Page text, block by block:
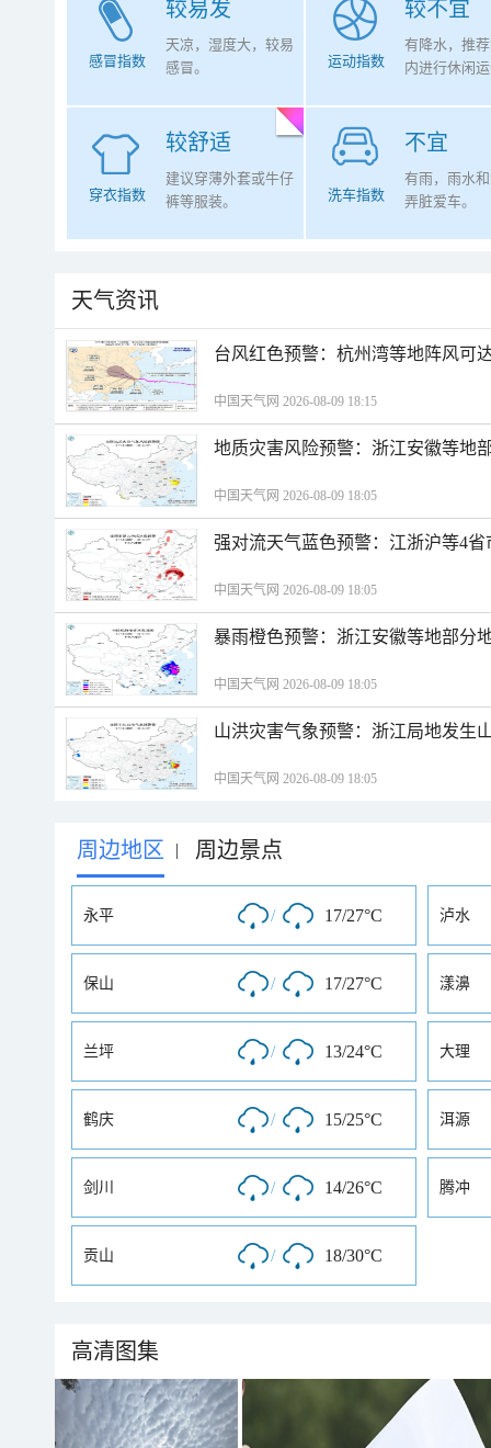
较易发
感冒指数
天凉，湿度大，较易
感冒。
较不宜
运动指数
有降水，推
内进行休闲
较舒适
穿衣指数
建议穿薄外套或牛仔
裤等服装。
不宜
洗车指数
有雨，雨水
弄脏爱车。
天气资讯
台风红色预警：杭州湾等地阵风可
中国天气网 2026-08-09 18:15
地质灾害风险预警：浙江安徽等地
中国天气网 2026-08-09 18:05
强对流天气蓝色预警：江浙沪等4
中国天气网 2026-08-09 18:05
暴雨橙色预警：浙江安徽等地部分
中国天气网 2026-08-09 18:05
山洪灾害气象预警：浙江局地发生
中国天气网 2026-08-09 18:05
周边地区 | 周边景点
永平 / 17/27°C 泸水
保山 / 17/27°C 漾濞
兰坪 / 13/24°C 大理
鹤庆 / 15/25°C 洱源
剑川 / 14/26°C 腾冲
贡山 / 18/30°C
高清图集